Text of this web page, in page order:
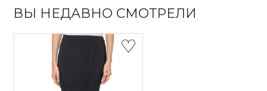
ВЫ НЕДАВНО СМОТРЕЛИ